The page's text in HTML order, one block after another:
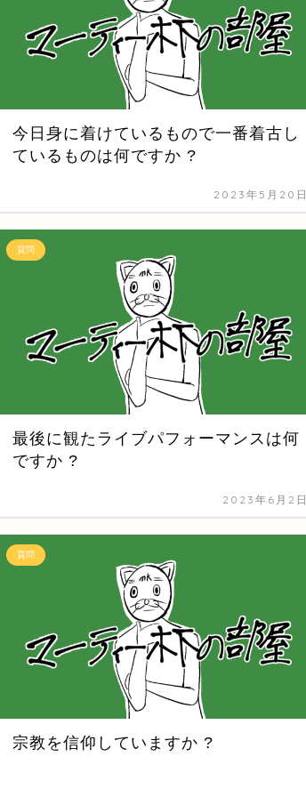
今日身に着けているもので一番着古し
ているものは何ですか ?
2023年5月20日
質問
最後に観たライブパフォーマンスは何
ですか ?
2023年6月2日
質問
宗教を信仰していますか ?